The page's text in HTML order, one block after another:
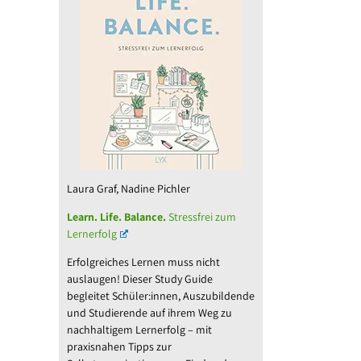
Laura Graf, Nadine Pichler
Learn. Life. Balance.Stressfrei zum
Lernerfolg
Erfolgreiches Lernen muss nicht
auslaugen! Dieser Study Guide
begleitet Schüler:innen, Auszubildende
und Studierende auf ihrem Weg zu
nachhaltigem Lernerfolg – mit
praxisnahen Tipps zur